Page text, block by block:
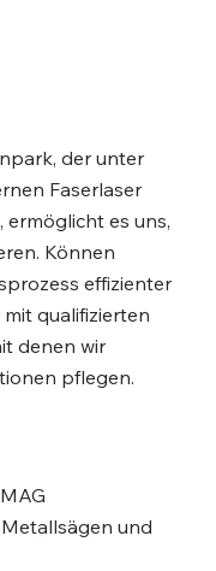
der unter
Faserlaser
es uns,
Können
effizienter
qualifizierten
denen wir
pflegen.
und